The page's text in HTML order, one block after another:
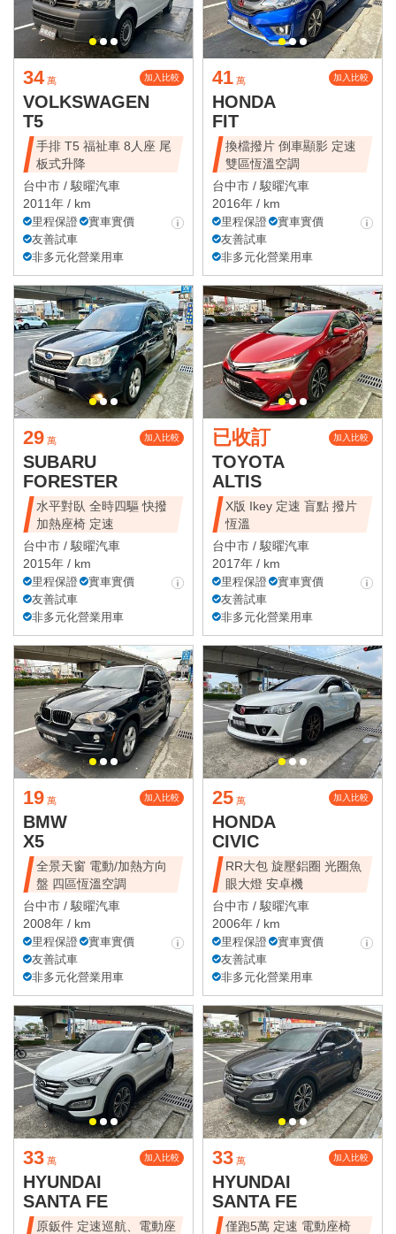
34 萬 加入比較
VOLKSWAGEN
T5
手排 T5 福祉車 8人座 尾
板式升降
台中市 / 駿曜汽車
2011年 / km
里程保證
實車實價
友善試車
非多元化營業用車
41 萬 加入比較
HONDA
FIT
換檔撥片 倒車顯影 定速
雙區恆溫空調
台中市 / 駿曜汽車
2016年 / km
里程保證
實車實價
友善試車
非多元化營業用車
29 萬 加入比較
SUBARU
FORESTER
水平對臥 全時四驅 快撥
加熱座椅 定速
台中市 / 駿曜汽車
2015年 / km
里程保證
實車實價
友善試車
非多元化營業用車
已收訂 加入比較
TOYOTA
ALTIS
X版 Ikey 定速 盲點 撥片
恆溫
台中市 / 駿曜汽車
2017年 / km
里程保證
實車實價
友善試車
非多元化營業用車
19 萬 加入比較
BMW
X5
全景天窗 電動/加熱方向
盤 四區恆溫空調
台中市 / 駿曜汽車
2008年 / km
里程保證
實車實價
友善試車
非多元化營業用車
25 萬 加入比較
HONDA
CIVIC
RR大包 旋壓鋁圈 光圈魚
眼大燈 安卓機
台中市 / 駿曜汽車
2006年 / km
里程保證
實車實價
友善試車
非多元化營業用車
33 萬 加入比較
HYUNDAI
SANTA FE
原鈑件 定速巡航、電動座
33 萬 加入比較
HYUNDAI
SANTA FE
僅跑5萬 定速 電動座椅